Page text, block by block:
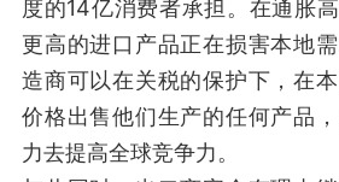
度的14亿消费者承担。在通胀
更高的进口产品正在损害本地
造商可以在关税的保护下，在
价格出售他们生产的任何产品
力去提高全球竞争力。